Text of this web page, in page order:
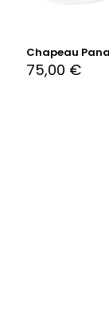
Chapeau
75,00 €